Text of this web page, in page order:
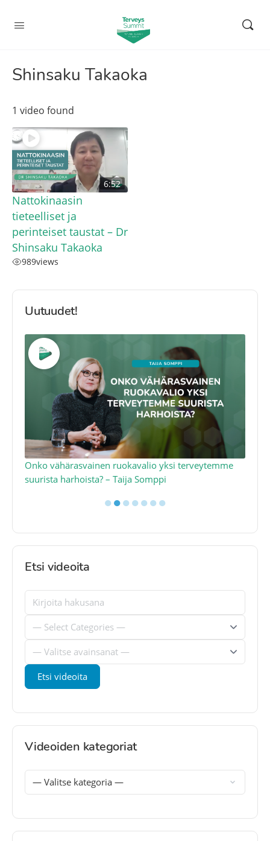
Shinsaku Takaoka
1 video found
6:52
Nattokinaasin
tieteelliset ja
perinteiset taustat – Dr
Shinsaku Takaoka
989views
Uutuudet!
Onko vähärasvainen ruokavalio yksi terveytemme
suurista harhoista? – Taija Somppi
●●●●●●●
Etsi videoita
Videoiden kategoriat